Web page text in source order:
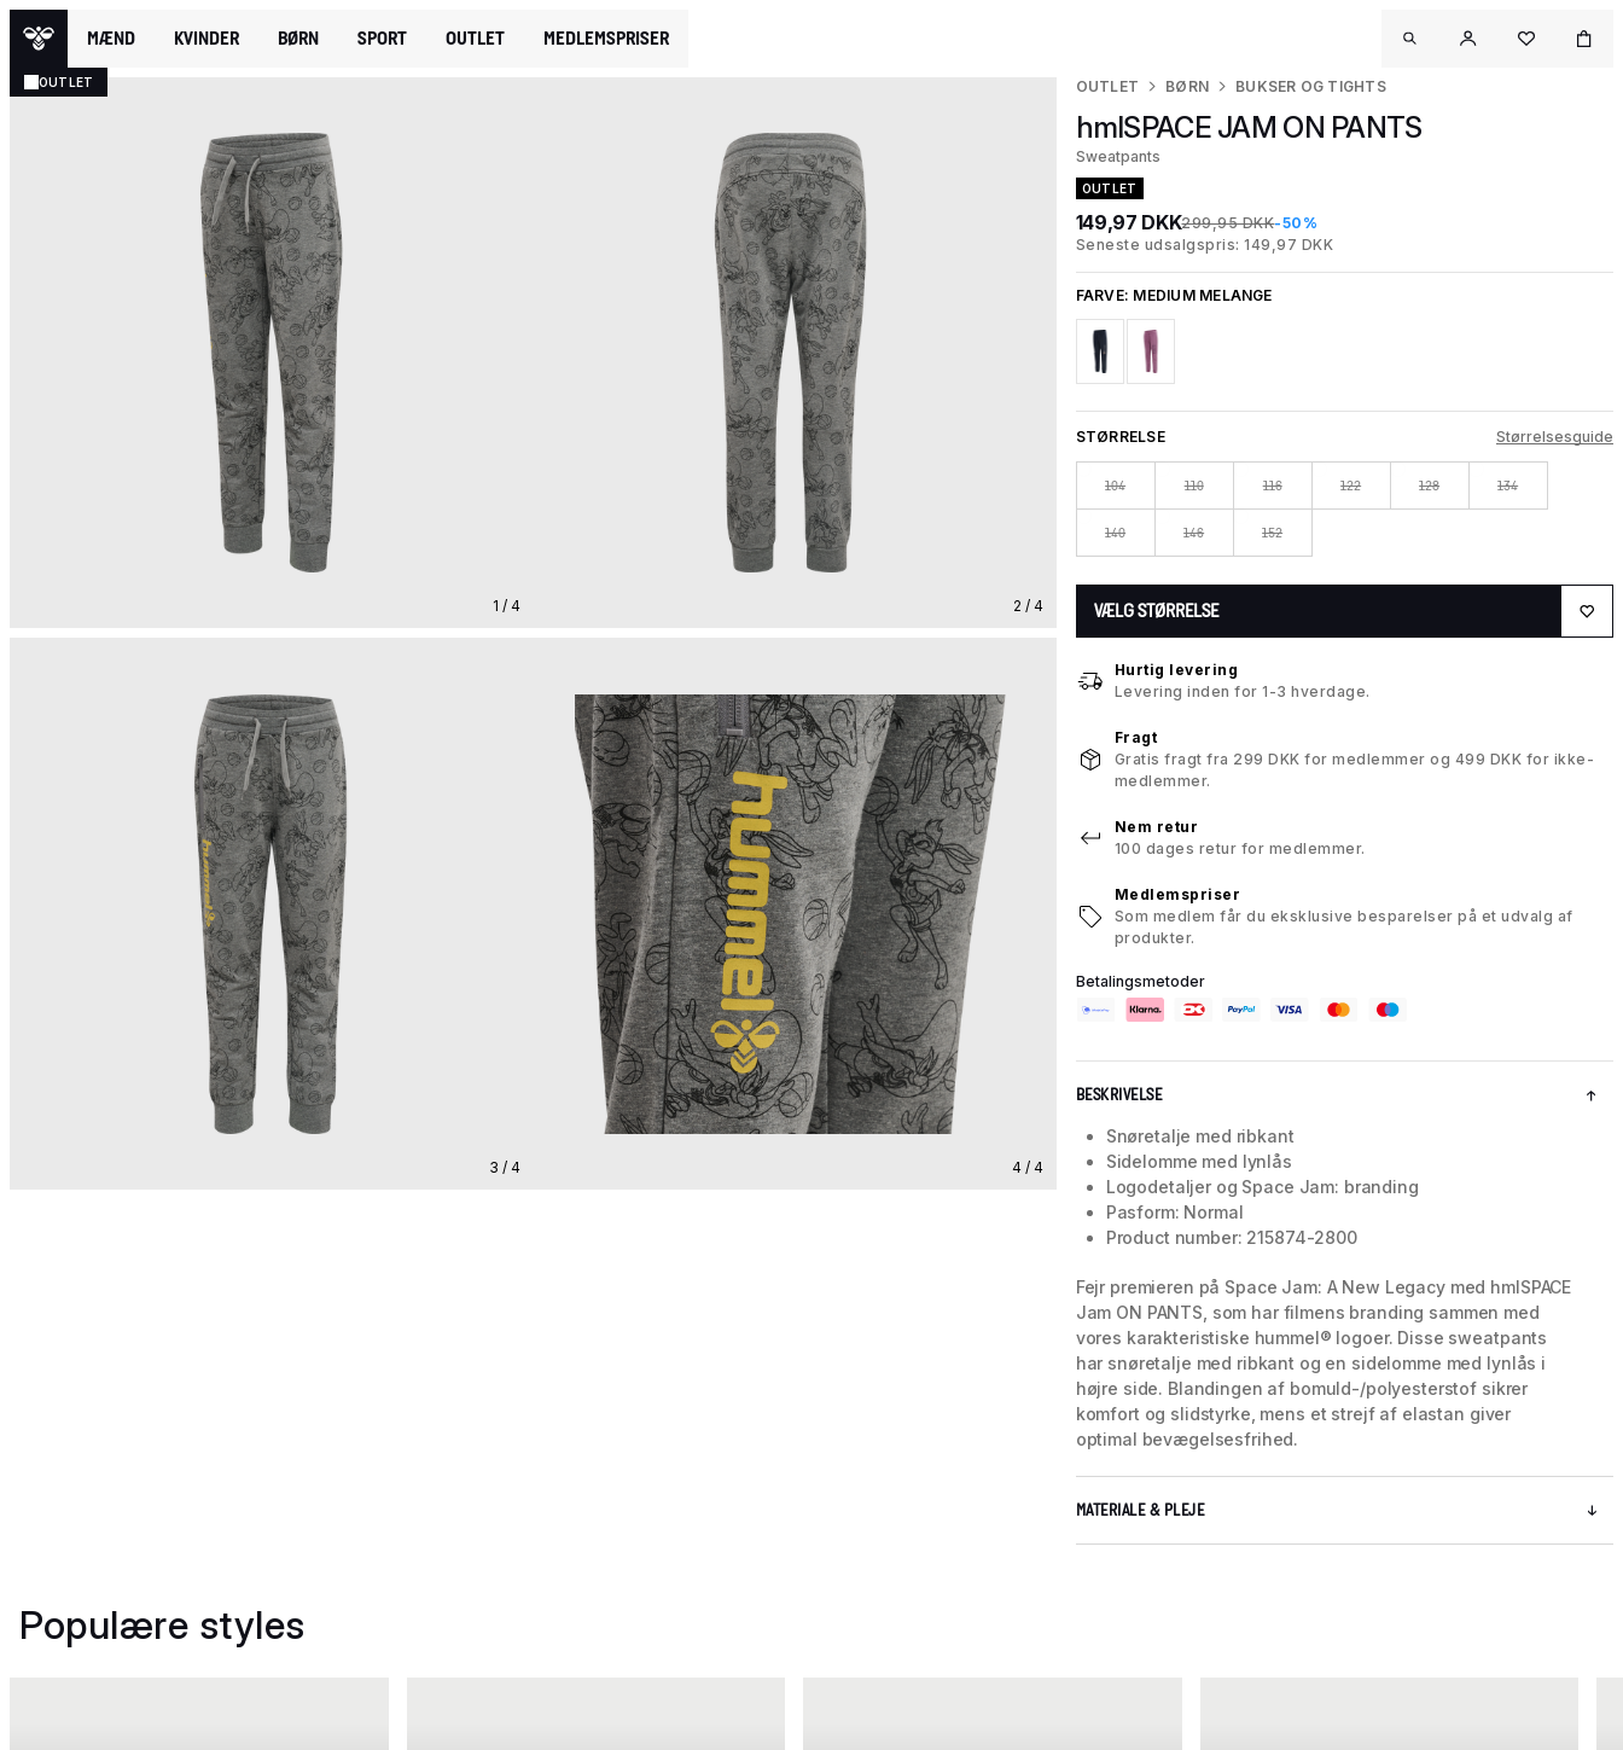
MÆND KVINDER BØRN SPORT OUTLET MEDLEMSPRISER
OUTLET
1 / 4 2 / 4
3 / 4 4 / 4
OUTLET BØRN BUKSER OG TIGHTS
hmlSPACE JAM ON PANTS
Sweatpants
OUTLET
149,97 DKK299,95 DKK-50%
Seneste udsalgspris: 149,97 DKK
FARVE: MEDIUM MELANGE
STØRRELSE Størrelsesguide
104 110 116 122 128 134
140 146 152
VÆLG STØRRELSE
Hurtig levering
Levering inden for 1-3 hverdage.
Fragt
Gratis fragt fra 299 DKK for medlemmer og 499 DKK for ikke-
medlemmer.
Nem retur
100 dages retur for medlemmer.
Medlemspriser
Som medlem får du eksklusive besparelser på et udvalg af
produkter.
Betalingsmetoder
BESKRIVELSE
Snøretalje med ribkant
Sidelomme med lynlås
Logodetaljer og Space Jam: branding
Pasform: Normal
Product number: 215874-2800
Fejr premieren på Space Jam: A New Legacy med hmlSPACE
Jam ON PANTS, som har filmens branding sammen med
vores karakteristiske hummel® logoer. Disse sweatpants
har snøretalje med ribkant og en sidelomme med lynlås i
højre side. Blandingen af bomuld-/polyesterstof sikrer
komfort og slidstyrke, mens et strejf af elastan giver
optimal bevægelsesfrihed.
MATERIALE & PLEJE
Populære styles